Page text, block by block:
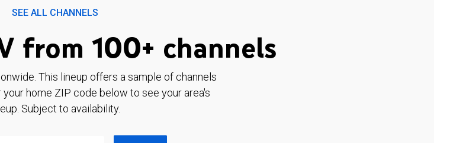
SEE ALL CHANNELS
from 100+ channels
This lineup offers a sample of channels
home ZIP code below to see your area's
Subject to availability.